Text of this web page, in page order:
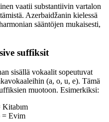
vaatii substantiivin vartalon
Azerbaidžanin kielessä
sääntöjen mukaisesti,
suffiksit
sisällä vokaalit sopeutuvat
(a, o, u, e). Tämä
muotoon. Esimerkiksi:
= Evim